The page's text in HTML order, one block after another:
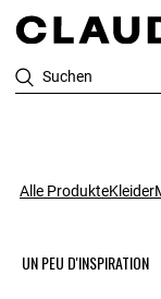
Suchen
Alle ProdukteKleider
UN PEU D'INSPIRATION